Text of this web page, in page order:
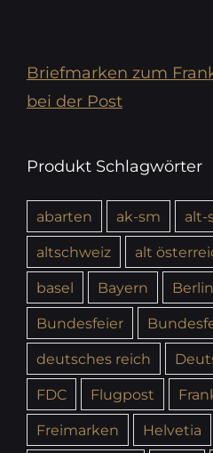
Briefmarken zum
bei der Post
Produkt Schlagwörter
abarten ak-sm
alt-
altschweiz
alt
basel
Bayern Berlin
Bundesfeier
deutsches reich
FDC
Flugpost
Freimarken
Helvetia